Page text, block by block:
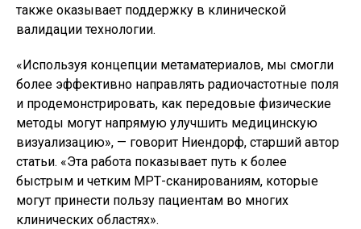
также оказывает поддержку в клинической
валидации технологии.
«Используя концепции метаматериалов, мы смогли
более эффективно направлять радиочастотные поля
и продемонстрировать, как передовые физические
методы могут напрямую улучшить медицинскую
визуализацию», — говорит Ниендорф, старший автор
статьи. «Эта работа показывает путь к более
быстрым и четким МРТ-сканированиям, которые
могут принести пользу пациентам во многих
клинических областях».